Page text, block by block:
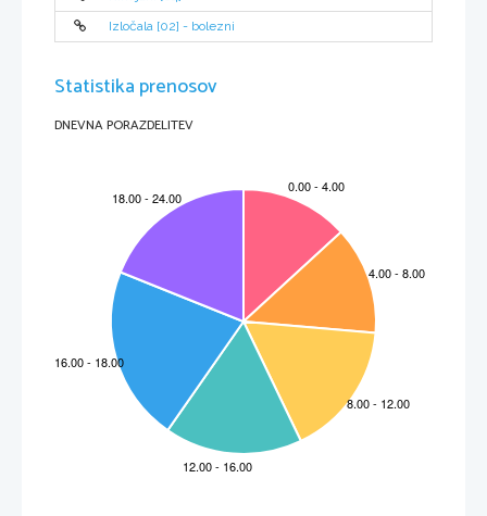
Izločala [02] - bolezni
Statistika prenosov
DNEVNA PORAZDELITEV